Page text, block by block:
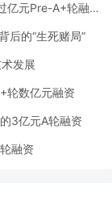
元Pre-A+轮融资
的“生死赌局”
发展
轮数亿元融资
3亿元A轮融资
融资